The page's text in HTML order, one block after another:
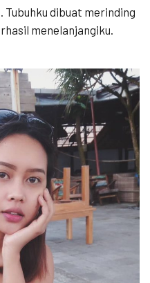
Tubuhku dibuat merinding
menelanjangiku.